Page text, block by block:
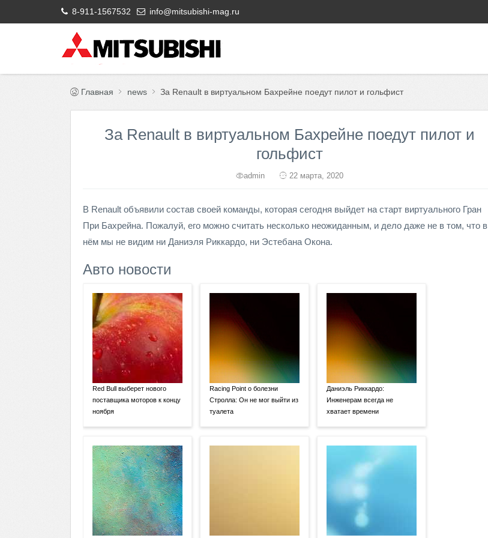
8-911-1567532 info@mitsubishi-mag.ru
Главная news За Renault в виртуальном Бахрейне поедут пилот и гольфист
За Renault в виртуальном Бахрейне поедут пилот и
гольфист
admin 22 марта, 2020
В Renault объявили состав своей команды, которая сегодня выйдет на старт виртуального Гран
При Бахрейна. Пожалуй, его можно считать несколько неожиданным, и дело даже не в том, что в
нём мы не видим ни Даниэля Риккардо, ни Эстебана Окона.
Авто новости
Red Bull выберет нового
поставщика моторов к концу
ноября
Racing Point о болезни
Стролла: Он не мог выйти из
туалета
Даниэль Риккардо:
Инженерам всегда не
хватает времени